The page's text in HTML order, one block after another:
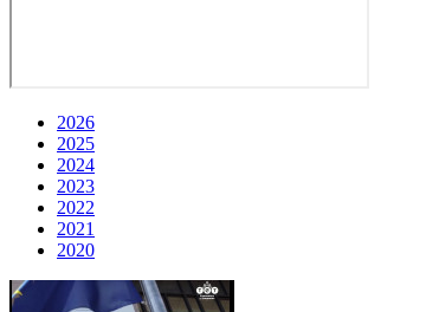
2026
2025
2024
2023
2022
2021
2020